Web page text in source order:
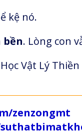
kệ nó.
bền. Lòng con
Vật Lý
zenzongmt